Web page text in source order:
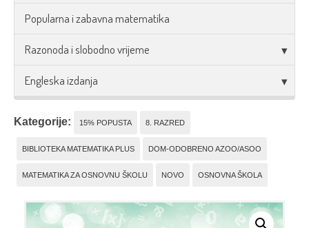
Popularna i zabavna matematika
Razonoda i slobodno vrijeme
Engleska izdanja
Kategorije: 15% POPUSTA 8. RAZRED
BIBLIOTEKA MATEMATIKA PLUS DOM-ODOBRENO AZOO/ASOO
MATEMATIKA ZA OSNOVNU ŠKOLU NOVO OSNOVNA ŠKOLA